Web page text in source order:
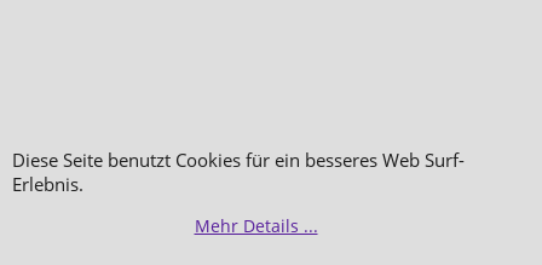
Diese Seite benutzt Cookies für ein besseres Web Surf-
Erlebnis.
Mehr Details ...